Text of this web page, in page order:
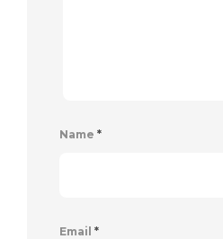
Name *
Email *